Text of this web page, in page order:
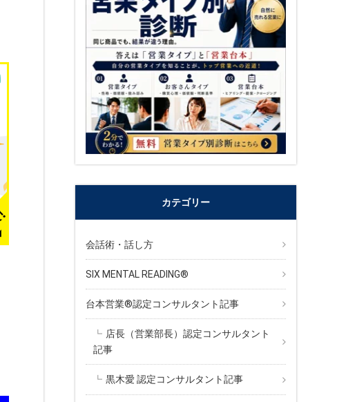
カテゴリー
会話術・話し方
SIX MENTAL READING®︎
台本営業®︎認定コンサルタント記事
店長（営業部長）認定コンサルタント
記事
黒木愛 認定コンサルタント記事